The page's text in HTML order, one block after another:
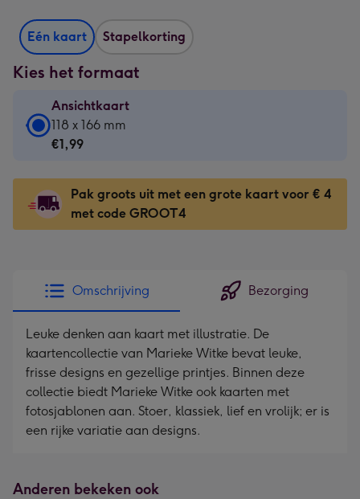
Eén kaart Stapelkorting
Kies het formaat
Ansichtkaart
Ansichtkaart
-
-
118
x
Dimensions:
118
x
166
mm
118 x 166 mm
€1,99
Pak groots uit met een grote kaart voor € 4
met code GROOT4
Omschrijving Bezorging
Leuke denken aan kaart met illustratie. De
kaartencollectie van Marieke Witke bevat leuke,
frisse designs en gezellige printjes. Binnen deze
collectie biedt Marieke Witke ook kaarten met
fotosjablonen aan. Stoer, klassiek, lief en vrolijk; er is
een rijke variatie aan designs.
Anderen bekeken ook